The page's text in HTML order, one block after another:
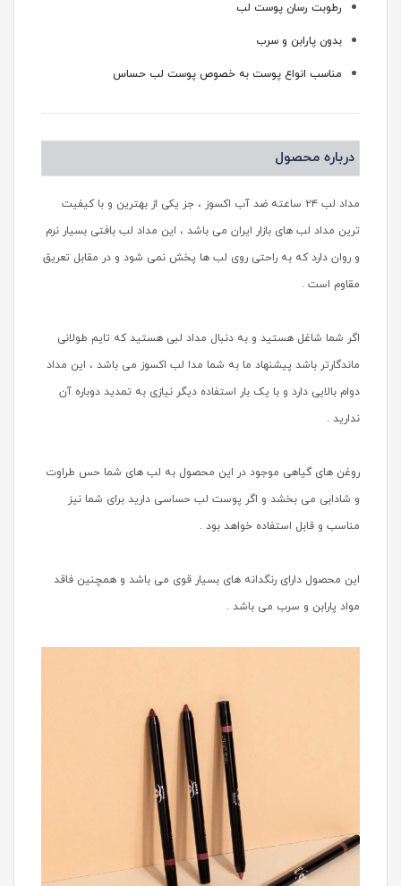
رطوبت رسان پوست لب
بدون پارابن و سرب
مناسب انواع پوست به خصوص پوست لب حساس
درباره محصول
مداد لب ۲۴ ساعته ضد آب اکسوز ، جز یکی از بهترین و با کیفیت
ترین مداد لب های بازار ایران می باشد ، این مداد لب بافتی بسیار نرم
و روان دارد که به راحتی روی لب ها پخش نمی شود و در مقابل تعریق
مقاوم است .
اگر شما شاغل هستید و به دنبال مداد لبی هستید که تایم طولانی
ماندگارتر باشد پیشنهاد ما به شما مدا لب اکسوز می باشد ، این مداد
دوام بالایی دارد و با یک بار استفاده دیگر نیازی به تمدید دوباره آن
ندارید .
روغن های گیاهی موجود در این محصول به لب های شما حس طراوت
و شادابی می بخشد و اگر پوست لب حساسی دارید برای شما نیز
مناسب و قابل استفاده خواهد بود .
این محصول دارای رنگدانه های بسیار قوی می باشد و همچنین فاقد
مواد پارابن و سرب می باشد .